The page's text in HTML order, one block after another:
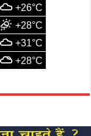
+26°C
+28°C
+31°C
+28°C